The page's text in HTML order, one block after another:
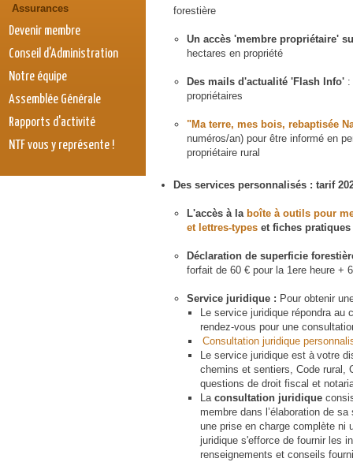
forestière
Un accès 'membre propriétaire'
hectares en propriété
Des mails d'actualité 'Flash Info' :
propriétaires
"Ma terre, mes bois, rebaptisée
numéros/an) pour être informé en
propriétaire rural
Des services personnalisés : tarif
L'accès à la boîte à outils pour
et lettres-types et fiches pratiques
Déclaration de superficie
forfait de 60 € pour la 1ere heure +
Service juridique : Pour obtenir
Le service juridique répondra au
rendez-vous pour une
Consultation juridique
Le service juridique est à votre
chemins et sentiers, Code rural,
questions de droit fiscal et
La consultation juridique
membre dans l’élaboration de
une prise en charge complète ni
juridique s'efforce de fournir les
renseignements et conseils
Assurances
Devenir membre
Conseil d'Administration
Notre équipe
Assemblée Générale
Rapports d'activité
NTF vous y représente !